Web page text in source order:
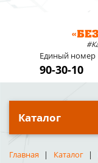
Единый номер
90-30-10
Каталог
Главная Каталог